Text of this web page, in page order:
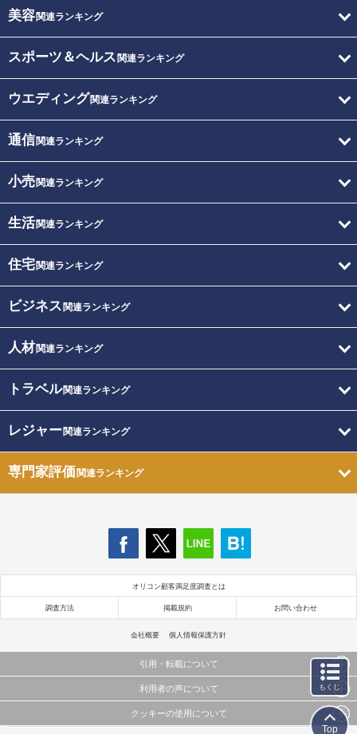
美容関連ランキング
スポーツ＆ヘルス 関連ランキング
ウエディング関連ランキング
通信関連ランキング
小売関連ランキング
生活関連ランキング
住宅関連ランキング
ビジネス 関連ランキング
人材関連ランキング
トラベル関連ランキング
レジャー関連ランキング
専門家評価関連ランキング
オリコン顧客満足度調査とは
調査方法 掲載規約 お問い合わせ
会社概要 個人情報保護方針
引用・転載について
当サイトで公開されている情報（文字、写真、イラスト、画像データ等）及びこれらの配置・
これらの情報を権利者の許可なく無断転載・複製などの二次利用を行うことは固く禁じており
利用者の声について
当サイトに掲載している内容はすべてサービスの利用者が提出された見解・感想です。
クッキーの使用について
もくじ
Top